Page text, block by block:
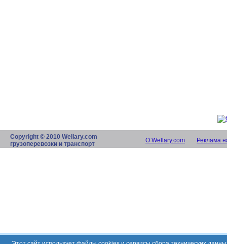
Copyright © 2010 Wellary.com
грузоперевозки и транспорт
О Wellary.com Реклама